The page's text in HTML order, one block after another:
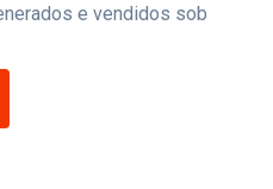
e vendidos sob